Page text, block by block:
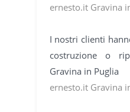
ernesto.it Gravina
I nostri clienti
costruzione o
Gravina in Puglia
ernesto.it Gravina